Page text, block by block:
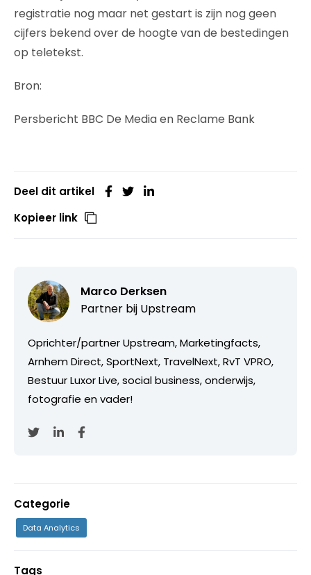
registratie nog maar net gestart is zijn nog geen
cijfers bekend over de hoogte van de bestedingen
op teletekst.
Bron:
Persbericht BBC De Media en Reclame Bank
Deel dit artikel
Kopieer link
Marco Derksen
Partner bij Upstream
Oprichter/partner Upstream, Marketingfacts,
Arnhem Direct, SportNext, TravelNext, RvT VPRO,
Bestuur Luxor Live, social business, onderwijs,
fotografie en vader!
Categorie
Data Analytics
Tags